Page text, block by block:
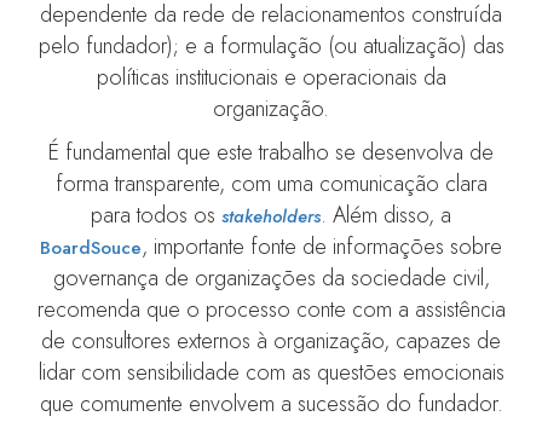
dependente da rede de relacionamentos construída
pelo fundador); e a formulação (ou atualização) das
políticas institucionais e operacionais da
organização.
É fundamental que este trabalho se desenvolva de
forma transparente, com uma comunicação clara
para todos os stakeholders. Além disso, a
BoardSouce, importante fonte de informações sobre
governança de organizações da sociedade civil,
recomenda que o processo conte com a assistência
de consultores externos à organização, capazes de
lidar com sensibilidade com as questões emocionais
que comumente envolvem a sucessão do fundador.